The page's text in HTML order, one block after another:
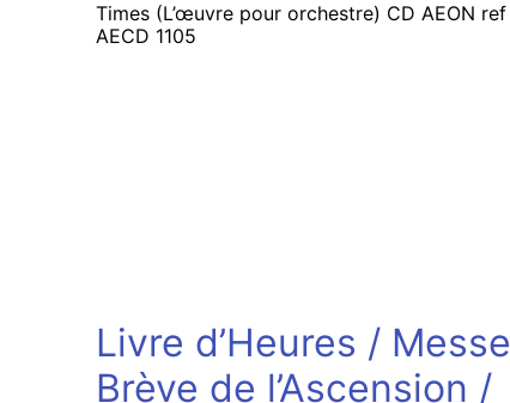
Times (L’œuvre pour orchestre) CD AEON ref
AECD 1105
Livre d’Heures / Messe
Brève de l’Ascension /